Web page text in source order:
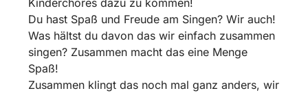
Kinderchores dazu zu kommen!
Du hast Spaß und Freude am Singen? Wir auch!
Was hältst du davon das wir einfach zusammen
singen? Zusammen macht das eine Menge
Spaß!
Zusammen klingt das noch mal ganz anders, wir